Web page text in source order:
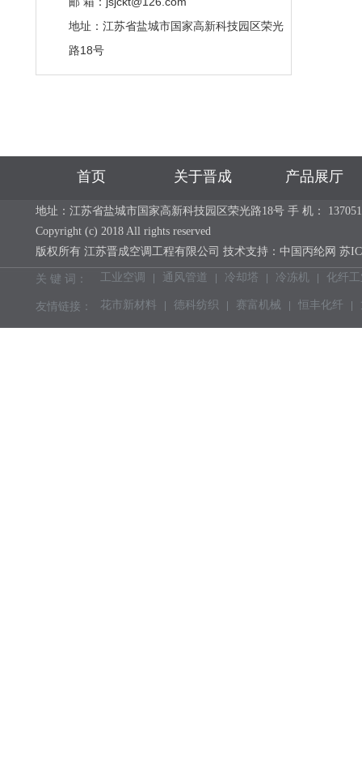
地址：江苏省盐城市国家高新科技园区荣光
路18号
首页 关于晋成 产品展厅
地址：江苏省盐城市国家高新科技园区荣光路18号 手 机：
Copyright (c) 2018 All rights reserved
版权所有 江苏晋成空调工程有限公司 技术支持： 中国丙纶网 苏
关 键 词： 工业空调 通风管道 冷却塔 冷冻机 化纤
友情链接： 花市新材料 德科纺织 赛富机械 恒丰化纤